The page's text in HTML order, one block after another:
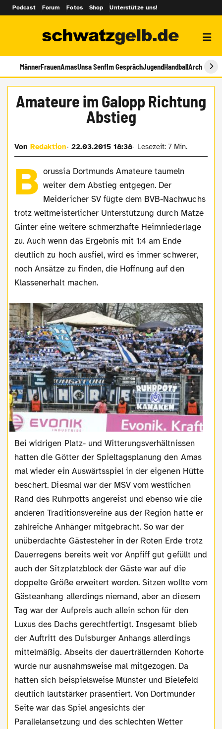
Podcast Forum Fotos Shop Unterstütze uns!
MännerFrauenAmasUnsa SenfIm GesprächJugendHandballArchiv
Amateure im Galopp Richtung
Abstieg
VonRedaktion 22.03.2015 18:38 Lesezeit: 7 Min.
B orussia Dortmunds Amateure taumeln
weiter dem Abstieg entgegen. Der
Meidericher SV fügte dem BVB-Nachwuchs
trotz weltmeisterlicher Unterstützung durch Matze
Ginter eine weitere schmerzhafte Heimniederlage
zu. Auch wenn das Ergebnis mit 1:4 am Ende
deutlich zu hoch ausfiel, wird es immer schwerer,
noch Ansätze zu finden, die Hoffnung auf den
Klassenerhalt machen.
Bei widrigen Platz- und Witterungsverhältnissen
hatten die Götter der Spieltagsplanung den Amas
mal wieder ein Auswärtsspiel in der eigenen Hütte
beschert. Diesmal war der MSV vom westlichen
Rand des Ruhrpotts angereist und ebenso wie die
anderen Traditionsvereine aus der Region hatte er
zahlreiche Anhänger mitgebracht. So war der
unüberdachte Gästesteher in der Roten Erde trotz
Dauerregens bereits weit vor Anpfiff gut gefüllt und
auch der Sitzplatzblock der Gäste war auf die
doppelte Größe erweitert worden. Sitzen wollte vom
Gästeanhang allerdings niemand, aber an diesem
Tag war der Aufpreis auch allein schon für den
Luxus des Dachs gerechtfertigt. Insgesamt blieb
der Auftritt des Duisburger Anhangs allerdings
mittelmäßig. Abseits der dauerträllernden Kohorte
wurde nur ausnahmsweise mal mitgezogen. Da
hatten sich beispielsweise Münster und Bielefeld
deutlich lautstärker präsentiert. Von Dortmunder
Seite war das Spiel angesichts der
Parallelansetzung und des schlechten Wetter